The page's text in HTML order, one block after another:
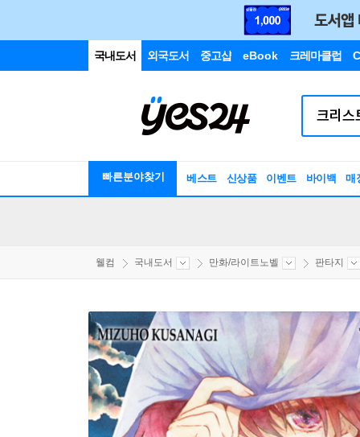
국내도서 외국도서 중고샵 eBook 크레마클럽
빠른분야찾기 베스트 신상품 이벤트 바이백 매
웰컴 국내도서 만화/라이트노벨 판타지